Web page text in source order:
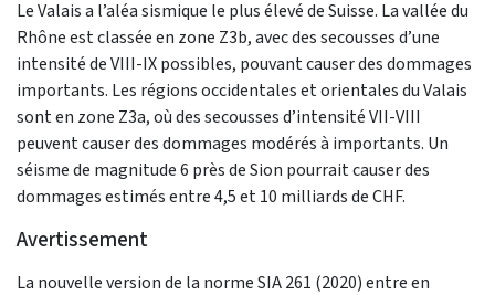
Le Valais a l’aléa sismique le plus élevé de Suisse. La vallée du
Rhône est classée en zone Z3b, avec des secousses d’une
intensité de VIII-IX possibles, pouvant causer des dommages
importants. Les régions occidentales et orientales du Valais
sont en zone Z3a, où des secousses d’intensité VII-VIII
peuvent causer des dommages modérés à importants. Un
séisme de magnitude 6 près de Sion pourrait causer des
dommages estimés entre 4,5 et 10 milliards de CHF.
Avertissement
La nouvelle version de la norme SIA 261 (2020) entre en